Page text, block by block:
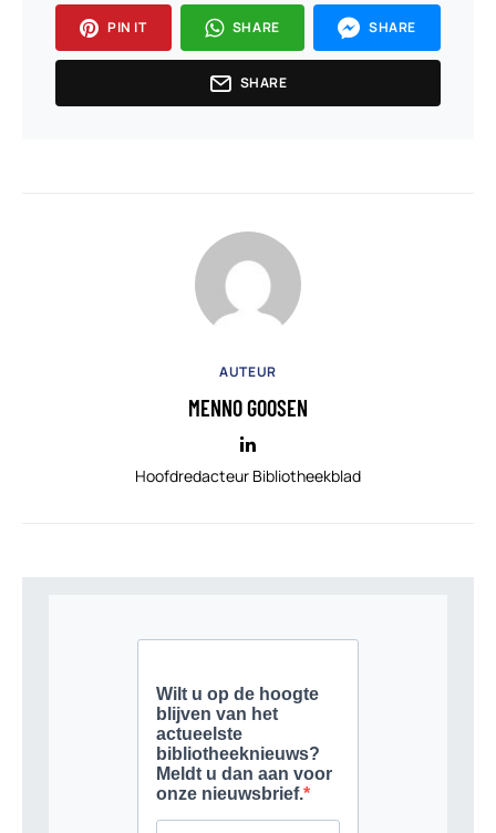
PIN IT SHARE SHARE
SHARE
AUTEUR
MENNO GOOSEN
Hoofdredacteur Bibliotheekblad